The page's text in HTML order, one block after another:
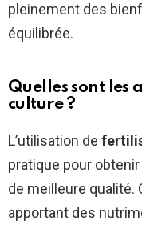
pleinement des
équilibrée.
Quelles sont les
culture ?
L’utilisation de
pratique pour
de meilleure qualité.
apportant des